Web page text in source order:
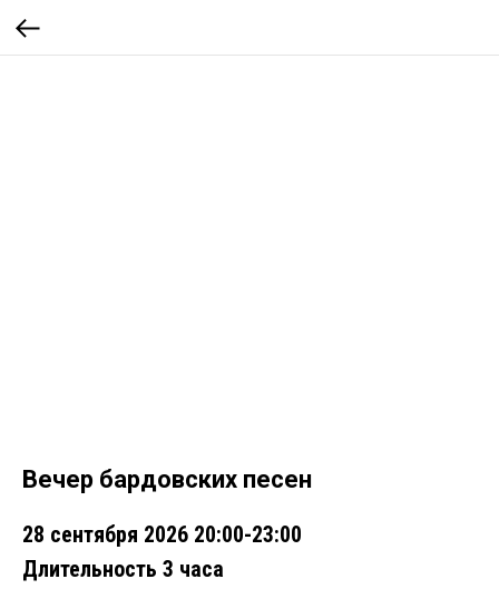
Вечер бардовских песен
28 сентября 2026 20:00-23:00
Длительность 3 часа